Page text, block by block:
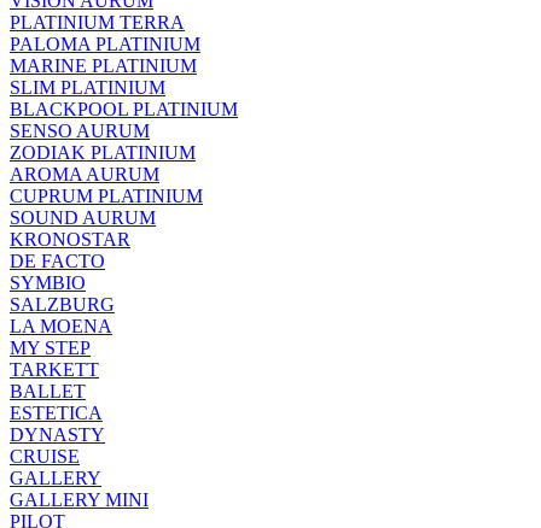
PLATINIUM TERRA
PALOMA PLATINIUM
MARINE PLATINIUM
SLIM PLATINIUM
BLACKPOOL PLATINIUM
SENSO AURUM
ZODIAK PLATINIUM
AROMA AURUM
CUPRUM PLATINIUM
SOUND AURUM
KRONOSTAR
DE FACTO
SYMBIO
SALZBURG
LA MOENA
MY STEP
TARKETT
BALLET
ESTETICA
DYNASTY
CRUISE
GALLERY
GALLERY MINI
PILOT